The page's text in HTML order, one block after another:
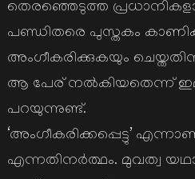
തെരഞ്ഞെടുത്ത
പണ്ഡിതരെ പുസ്തകം
അംഗീകരിക്കുകയും
ആ പേര് നല്‍കിയതെന്ന്
പറയുന്നുണ്ട്.
‘അംഗീകരിക്കപ്പെട്ടു’
എന്നതിനര്‍ത്ഥം. മുവത്വ